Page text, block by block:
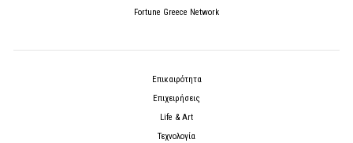
Fortune Greece Network
Επικαιρότητα
Επιχειρήσεις
Life & Art
Τεχνολογία